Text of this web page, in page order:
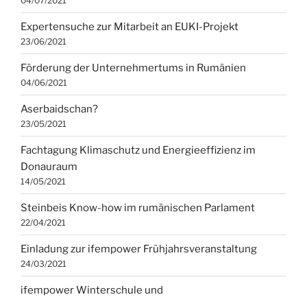
Expertensuche zur Mitarbeit an EUKI-Projekt
23/06/2021
Förderung der Unternehmertums in Rumänien
04/06/2021
Aserbaidschan?
23/05/2021
Fachtagung Klimaschutz und Energieeffizienz im
Donauraum
14/05/2021
Steinbeis Know-how im rumänischen Parlament
22/04/2021
Einladung zur ifempower Frühjahrsveranstaltung
24/03/2021
ifempower Winterschule und